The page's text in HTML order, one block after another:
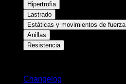
Hipertrofia
Lastrado
Estáticas y movimientos de fuerza
Anillas
Resistencia
Changelog